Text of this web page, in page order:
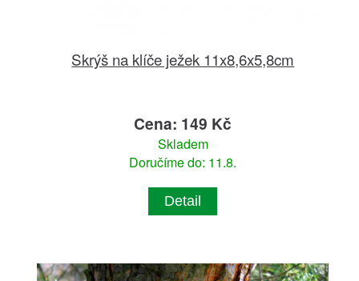
Skrýš na klíče ježek 11x8,6x5,8cm
Cena: 149 Kč
Skladem
Doručíme do: 11.8.
Detail